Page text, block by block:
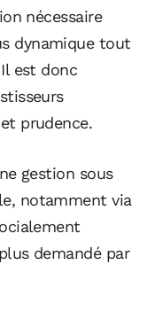
nécessaire
dynamique tout
est donc
prudence.
gestion sous
notamment via
demandé par